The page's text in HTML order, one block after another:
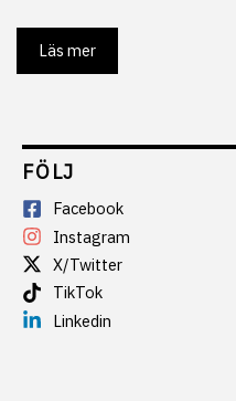
Läs mer
FÖLJ
Facebook
Instagram
X/Twitter
TikTok
Linkedin